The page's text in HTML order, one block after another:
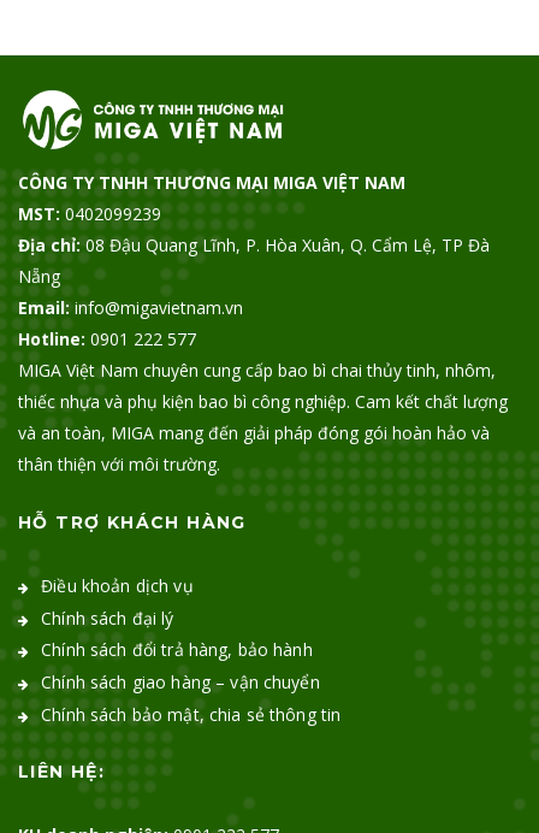
CÔNG TY TNHH THƯƠNG MẠI MIGA VIỆT NAM
MST:0402099239
Địa chỉ:08 Đậu Quang Lĩnh, P. Hòa Xuân, Q. Cẩm Lệ, TP Đà
Nẵng
Email: info@migavietnam.vn
Hotline: 0901 222 577
MIGA Việt Nam chuyên cung cấp bao bì chai thủy tinh, nhôm,
thiếc nhựa và phụ kiện bao bì công nghiệp. Cam kết chất lượng
và an toàn, MIGA mang đến giải pháp đóng gói hoàn hảo và
thân thiện với môi trường.
HỖ TRỢ KHÁCH HÀNG
Điều khoản dịch vụ
Chính sách đại lý
Chính sách đổi trả hàng, bảo hành
Chính sách giao hàng – vận chuyển
Chính sách bảo mật, chia sẻ thông tin
LIÊN HỆ: